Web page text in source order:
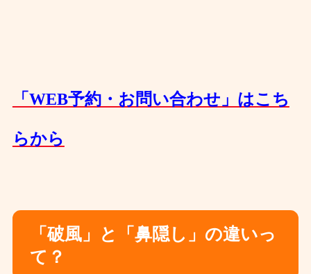
「WEB予約・お問い合わせ」はこち
らから
「破風」と「鼻隠し」の違いっ
て？